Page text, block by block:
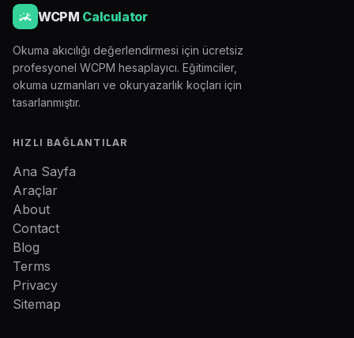
WCPM Calculator
Okuma akıcılığı değerlendirmesi için ücretsiz
profesyonel WCPM hesaplayıcı. Eğitimciler,
okuma uzmanları ve okuryazarlık koçları için
tasarlanmıştır.
HIZLI BAĞLANTILAR
Ana Sayfa
Araçlar
About
Contact
Blog
Terms
Privacy
Sitemap